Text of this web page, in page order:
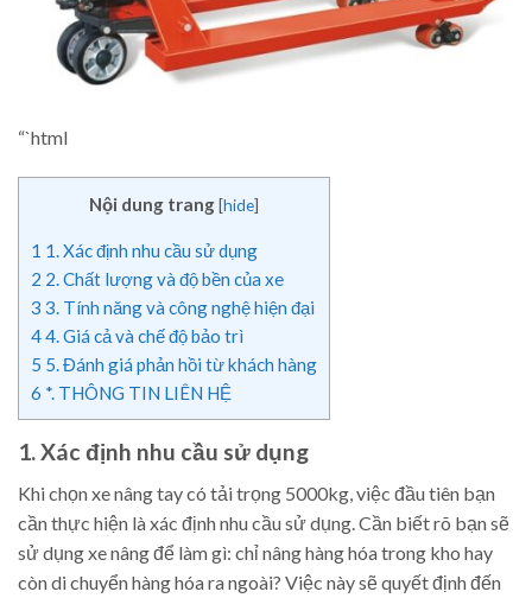
“`html
Nội dung trang[hide]
1 1. Xác định nhu cầu sử dụng
2 2. Chất lượng và độ bền của xe
3 3. Tính năng và công nghệ hiện đại
44. Giá cả và chế độ bảo trì
5 5. Đánh giá phản hồi từ khách hàng
6 *. THÔNG TIN LIÊN HỆ
1. Xác định nhu cầu sử dụng
Khi chọn xe nâng tay có tải trọng 5000kg, việc đầu tiên bạn
cần thực hiện là xác định nhu cầu sử dụng. Cần biết rõ bạn sẽ
sử dụng xe nâng để làm gì: chỉ nâng hàng hóa trong kho hay
còn di chuyển hàng hóa ra ngoài? Việc này sẽ quyết định đến